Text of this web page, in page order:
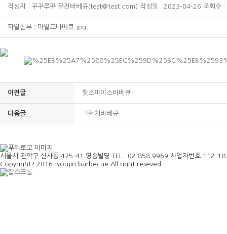
작성자 : 꾸꾸루꾸 유진바베큐(test@test.com) 작성일 : 2023-04-26 조회수
파일첨부 : 마일드바베큐.jpg
이전글 핫스파이스바베큐
다음글 크런치바베큐
서울시 관악구 신사동 475-41 영송빌딩 TEL : 02.858.9969 사업자번호 112-
Copyright? 2016. youjin barbecue All right reseved.